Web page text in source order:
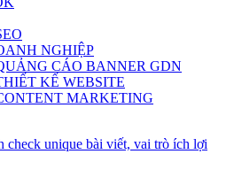
NGHIỆP
CÁO BANNER GDN
KẾ WEBSITE
MARKETING